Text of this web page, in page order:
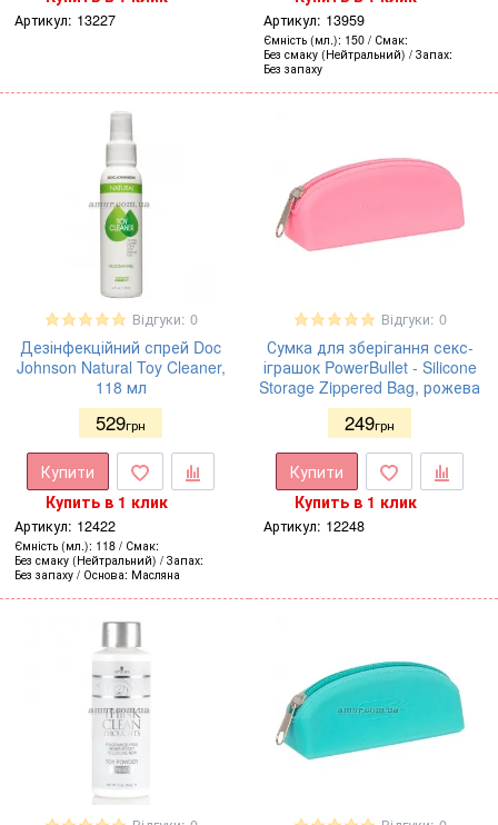
Артикул: 13227 Артикул: 13959
Ємність (мл.) 150
Смак
Без смаку (Нейтральний)
Запах
Без запаху
Відгуки: 0
Дезінфекційний спрей Doc
Johnson Natural Toy Cleaner,
118 мл
529грн
Купити
Купить в 1 клик
Артикул: 12422
Ємність (мл.) 118
Смак
Без смаку (Нейтральний)
Запах
Без запаху
Основа Масляна
Відгуки: 0
Сумка для зберігання секс-
іграшок PowerBullet - Silicone
Storage Zippered Bag, рожева
249грн
Купити
Купить в 1 клик
Артикул: 12248